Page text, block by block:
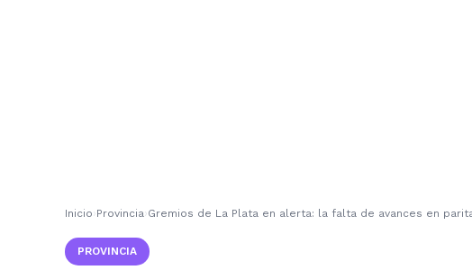
Inicio ›Provincia›Gremios de La Plata en alerta: la falta de avances en
PROVINCIA